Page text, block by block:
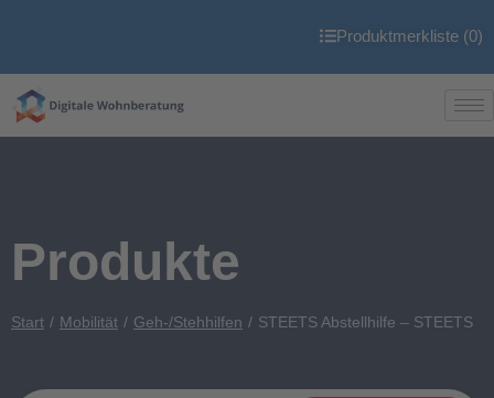
Produktmerkliste (0)
Produkte
Start Mobilität Geh-/Stehhilfen STEETS Abstellhilfe – STEETS